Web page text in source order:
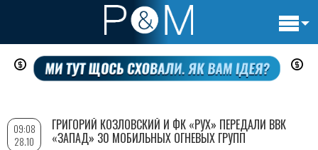
Перейти
содержанию
09:08
28.10
ГРИГОРИЙ КОЗЛОВСКИЙ И ФК «РУХ» ПЕРЕДАЛИ ВВК
«ЗАПАД» 30 МОБИЛЬНЫХ ОГНЕВЫХ ГРУПП